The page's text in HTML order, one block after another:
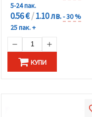
5-24 пак.
0.56 €/1.10 лв.- 30 %
25 пак. +
КУПИ